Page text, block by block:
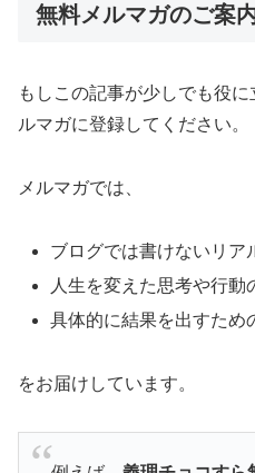
無料メルマガのご案
もしこの記事が少しでも役
ルマガに登録してください。
メルマガでは、
ブログでは書けないリア
人生を変えた思考や行動
具体的に結果を出すため
をお届けしています。